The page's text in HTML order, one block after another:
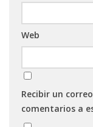
Web
Recibir un
comentarios a